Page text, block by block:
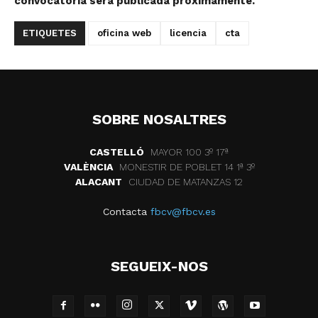
ETIQUETES oficina web licencia cta
SOBRE NOSALTRES
CASTELLÓ
MAYOR 100 3º 17ª
VALÈNCIA
MONESTIR DE POBLET 14 1ª 3º
ALACANT
CIUDAD DE MATANZAS 12
Contacta fbcv@fbcv.es
SEGUEIX-NOS